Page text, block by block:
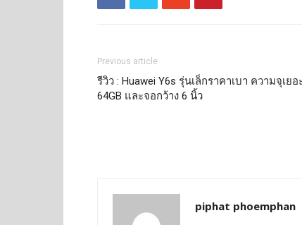
Previous article
รีวิว : Huawei Y6s รุ่นเล็กราคาเบา ความจุเยอ
64GB และจอกว้าง 6 นิ้ว
piphat phoemphan